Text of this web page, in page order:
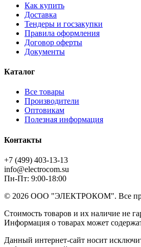
Как купить
Доставка
Тендеры и госзакупки
Правила оформления
Договор оферты
Документы
Каталог
Все товары
Производители
Оптовикам
Полезная информация
Контакты
+7 (499) 403-13-13
info@electrocom.su
Пн-Пт: 9:00-18:00
© 2026 ООО "ЭЛЕКТРОКОМ". Все
Стоимость товаров и их наличие не
Информация о товарах может
Данный интернет-сайт носит